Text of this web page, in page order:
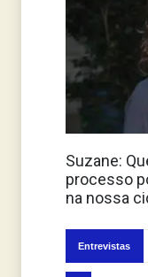
Suzane:
processo
na nossa
Entrevistas